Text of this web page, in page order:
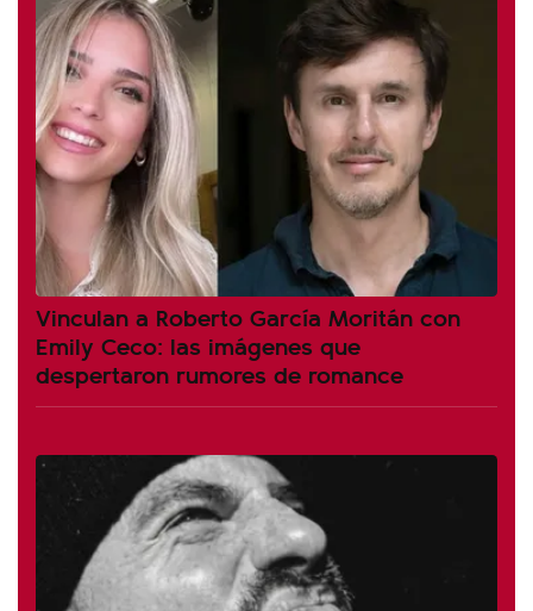
Vinculan a Roberto García Moritán con
Emily Ceco: las imágenes que
despertaron rumores de romance